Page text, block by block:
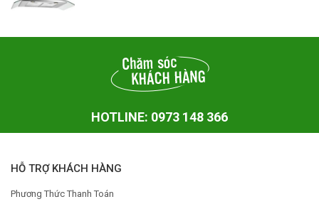
HOTLINE: 0973 148 366
HỖ TRỢ KHÁCH HÀNG
Phương Thức Thanh Toán